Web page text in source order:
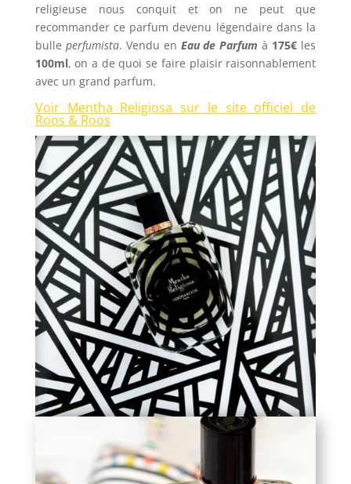
religieuse nous conquit et on ne peut que
recommander ce parfum devenu légendaire dans la
bulle perfumista. Vendu en Eau de Parfum à 175€ les
100ml, on a de quoi se faire plaisir raisonnablement
avec un grand parfum.
Voir Mentha Religiosa sur le site officiel de
Roos & Roos